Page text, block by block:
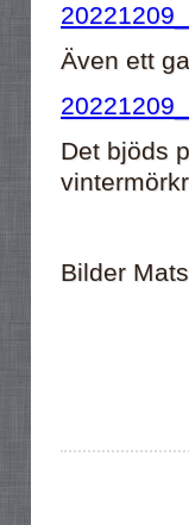
Även ett
Det bjöds
Bilder